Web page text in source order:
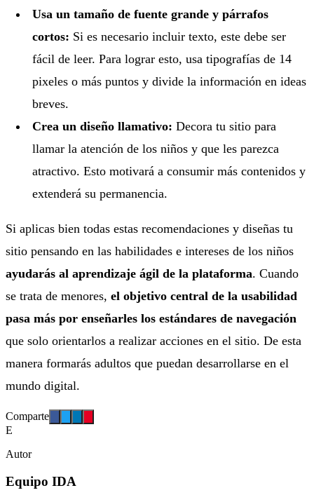
Usa un tamaño de fuente grande y párrafos
cortos: Si es necesario incluir texto, este debe ser
fácil de leer. Para lograr esto, usa tipografías de 14
pixeles o más puntos y divide la información en ideas
breves.
Crea un diseño llamativo:Decora tu sitio para
llamar la atención de los niños y que les parezca
atractivo. Esto motivará a consumir más contenidos y
extenderá su permanencia.
Si aplicas bien todas estas recomendaciones y diseñas tu
sitio pensando en las habilidades e intereses de los niños
ayudarás al aprendizaje ágil de la plataforma. Cuando
se trata de menores, el objetivo central de la usabilidad
pasa más por enseñarles los estándares de navegación
que solo orientarlos a realizar acciones en el sitio. De esta
manera formarás adultos que puedan desarrollarse en el
mundo digital.
Comparte
E
Autor
Equipo IDA